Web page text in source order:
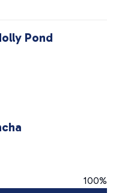
Pond
100%